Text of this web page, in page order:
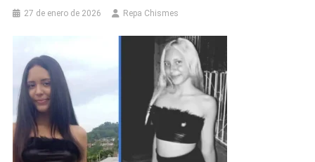
27 de enero de 2026 Repa Chismes